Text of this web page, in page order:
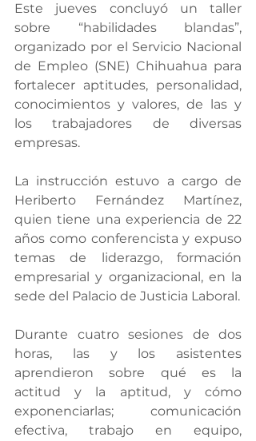
Este jueves concluyó un taller
sobre “habilidades blandas”,
organizado por el Servicio Nacional
de Empleo (SNE) Chihuahua para
fortalecer aptitudes, personalidad,
conocimientos y valores, de las y
los trabajadores de diversas
empresas.
La instrucción estuvo a cargo de
Heriberto Fernández Martínez,
quien tiene una experiencia de 22
años como conferencista y expuso
temas de liderazgo, formación
empresarial y organizacional, en la
sede del Palacio de Justicia Laboral.
Durante cuatro sesiones de dos
horas, las y los asistentes
aprendieron sobre qué es la
actitud y la aptitud, y cómo
exponenciarlas; comunicación
efectiva, trabajo en equipo,